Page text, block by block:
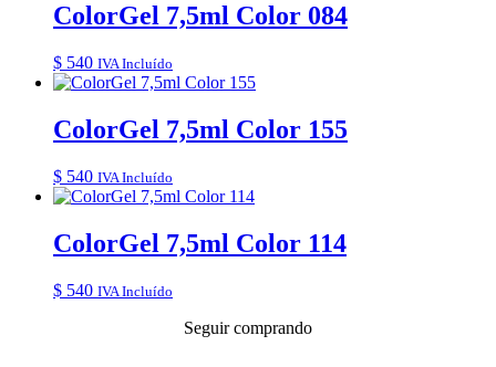
ColorGel 7,5ml Color 084
$ 540 IVA Incluído
ColorGel 7,5ml Color 155
$ 540 IVA Incluído
ColorGel 7,5ml Color 114
$ 540 IVA Incluído
Seguir comprando